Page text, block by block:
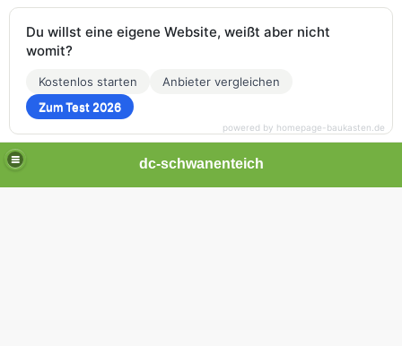
dc-schwanenteich
Du willst eine eigene Website, weißt aber nicht
womit?
Kostenlos starten
Anbieter vergleichen
Zum Test 2026
powered by homepage-baukasten.de